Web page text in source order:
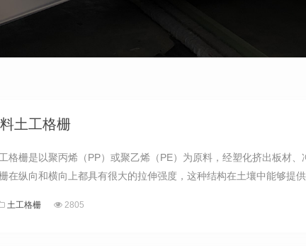
土工格栅
格栅是以聚丙烯（PP）或聚乙烯（PE）为原料，经塑化挤出板材
在纵向和横向上都具有很大的拉伸强度，这种结构在土壤中能够提
土工格栅 2805